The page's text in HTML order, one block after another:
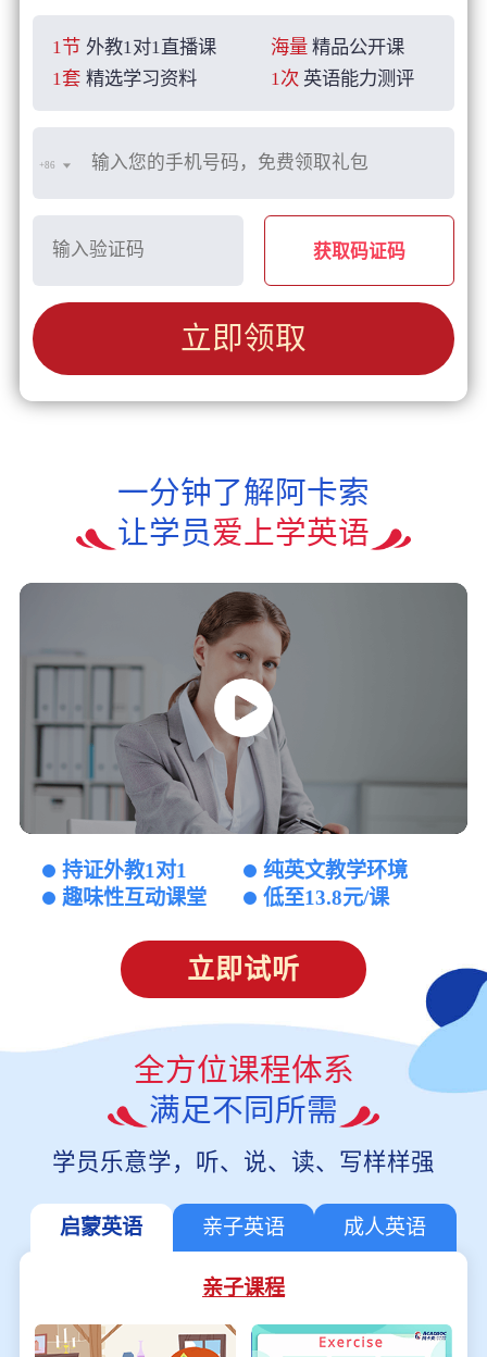
1节 外教1对1直播课 海量 精品公开课
1套 精选学习资料 1次 英语能力测评
+86
获取码证码
立即领取
一分钟了解阿卡索
让学员爱上学英语
持证外教1对1
纯英文教学环境
趣味性互动课堂
低至13.8元/课
立即试听
全方位课程体系
满足不同所需
学员乐意学，听、说、读、写样样强
启蒙英语 亲子英语 成人英语
亲子课程